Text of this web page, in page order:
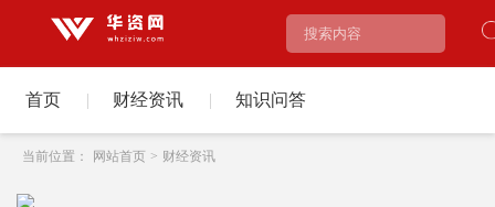
首页 | 财经资讯 | 知识问答
当前位置： 网站首页 > 财经资讯